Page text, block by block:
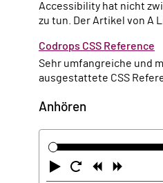
Accessibility hat nicht zwingend mit Behinderungen
zu tun. Der Artikel von A
Codrops CSS Reference
Sehr umfangreiche und mit vielen, vielen Beispielen
ausgestattete CSS
Anhören
Abspielen
Neustart
Zurück